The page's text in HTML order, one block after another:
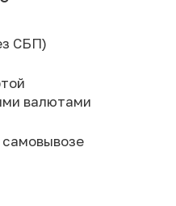
СБП)
валютами